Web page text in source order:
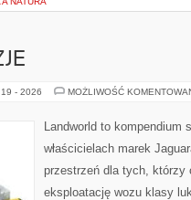
- 2026 MOŻLIWOŚĆ
Landworld to kompendium
właścicielach marek
przestrzeń dla tych, którzy
eksploatację wozu klasy